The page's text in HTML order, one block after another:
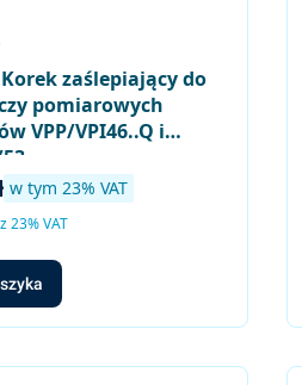
Korek zaślepiający do
pomiarowych
VPP/VPI46..Q i
w tym %s VAT
w tym 23% VAT
23% VAT